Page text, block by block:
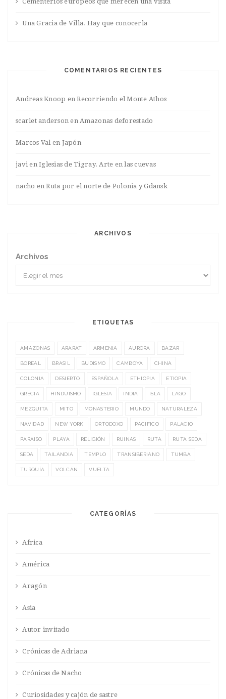
Una Gracia de Villa. Hay que conocerla
COMENTARIOS RECIENTES
Andreas Knoop enRecorriendo el Monte Athos
scarlet anderson enAmazonas deforestado
Marcos Valen Japón
javienIglesias de Tigray. Arte en las cuevas
nacho enRuta por el norte de Polonia y Gdansk
ARCHIVOS
Archivos
ETIQUETAS
AMAZONAS ARARAT ARMENIA AURORA BAZAR
BOREAL BRASIL BUDISMO CAMBOYA CHINA
COLONIA DESIERTO ESPAÑOLA ETHIOPIA ETIOPIA
GRECIA HINDUISMO IGLESIA INDIA ISLA LAGO
MEZQUITA MITO MONASTERIO MUNDO NATURALEZA
NAVIDAD NEW YORK ORTODOXO PACIFICO PALACIO
PARAISO PLAYA RELIGIÓN RUINAS RUTA RUTA SEDA
SEDA TAILANDIA TEMPLO TRANSIBERIANO TUMBA
TURQUÍA VOLCÁN VUELTA
CATEGORÍAS
Africa
América
Aragón
Asia
Autor invitado
Crónicas de Adriana
Crónicas de Nacho
Curiosidades y cajón de sastre